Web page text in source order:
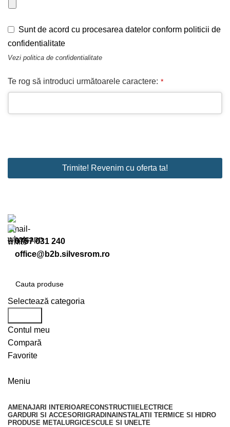
Sunt de acord cu procesarea datelor conform politicii de
confidentialitate
Vezi politica de confidentialitate
Te rog să introduci următoarele caractere: *
Trimite! Revenim cu oferta ta!
0757 031 240
office@b2b.silvesrom.ro
Selectează categoria
Contul meu
Compară
Favorite
Meniu
AMENAJARI INTERIOARECONSTRUCTIIELECTRICE
GARDURI SI ACCESORIIGRADINAINSTALATII TERMICE SI HIDRO
PRODUSE METALURGICESCULE SI UNELTE